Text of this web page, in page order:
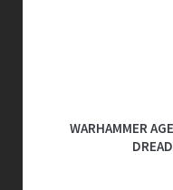
WARHAMMER